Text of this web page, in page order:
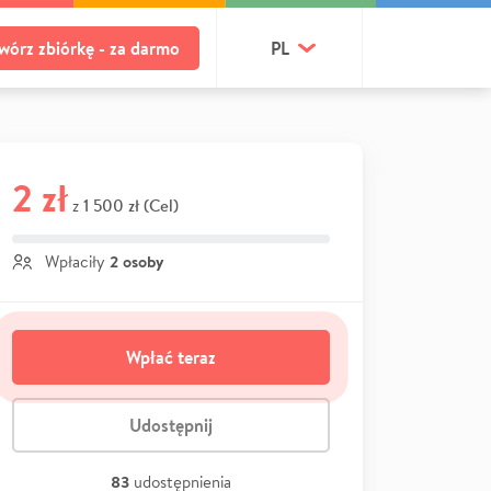
zbiórkę - za darmo PL
2 zł z 1 500 zł (Cel)
Wpłaciły 2 osoby
Wpłać teraz
Udostępnij
83 udostępnienia